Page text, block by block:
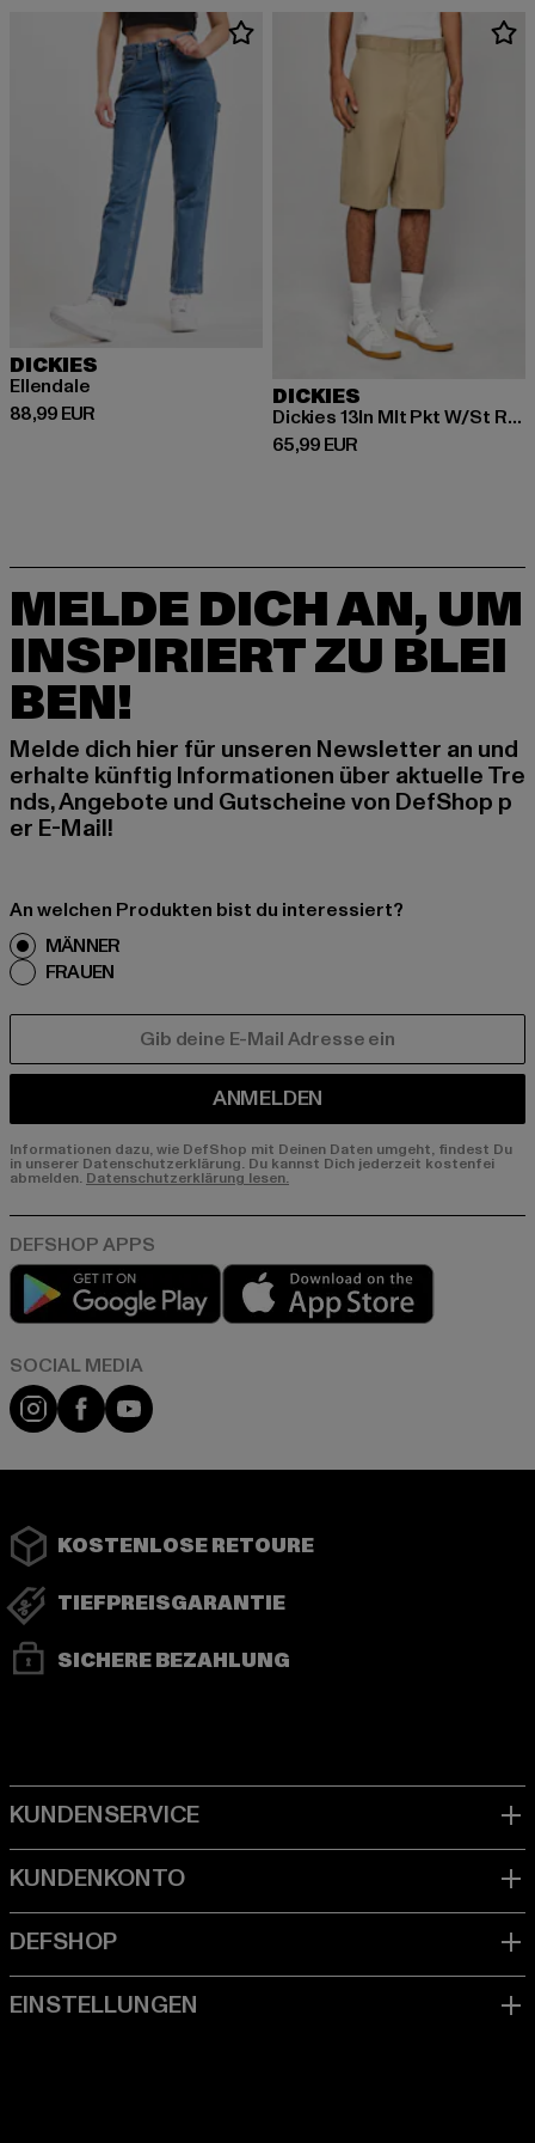
DICKIES
Ellendale
88,99 EUR
Derzeitiger Preis: 88,99 EUR
DICKIES
Dickies 13In Mlt Pkt W/St Rec Shorts
65,99 EUR
Derzeitiger Preis: 65,99 EUR
MELDE DICH AN, UM
INSPIRIERT ZU BLEI
BEN!
Melde dich hier für unseren Newsletter an und
erhalte künftig Informationen über aktuelle Tre
nds, Angebote und Gutscheine von DefShop p
er E-Mail!
An welchen Produkten bist du interessiert?
MÄNNER
FRAUEN
ANMELDEN
Informationen dazu, wie DefShop mit Deinen Daten umgeht, findest Du
in unserer Datenschutzerklärung. Du kannst Dich jederzeit kostenfei
abmelden. Datenschutzerklärung lesen.
Play market
Instagram
FacebookYouTube
KOSTENLOSE RETOURE
TIEFPREISGARANTIE
SICHERE BEZAHLUNG